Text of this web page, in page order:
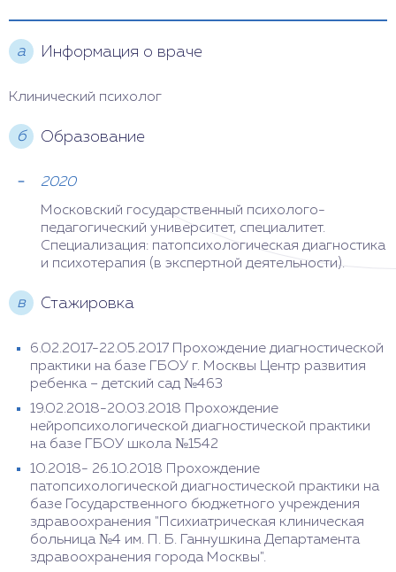
Воскресенье
а Информация о враче
Клинический психолог
б Образование
2020
Московский государственный психолого-
педагогический университет, специалитет.
Специализация: патопсихологическая диагностика
и психотерапия (в экспертной деятельности).
в Стажировка
6.02.2017-22.05.2017 Прохождение диагностической
практики на базе ГБОУ г. Москвы Центр развития
ребенка – детский сад №463
19.02.2018-20.03.2018 Прохождение
нейропсихологической диагностической практики
на базе ГБОУ школа №1542
10.2018- 26.10.2018 Прохождение
патопсихологической диагностической практики на
базе Государственного бюджетного учреждения
здравоохранения "Психиатрическая клиническая
больница №4 им. П. Б. Ганнушкина Департамента
здравоохранения города Москвы".